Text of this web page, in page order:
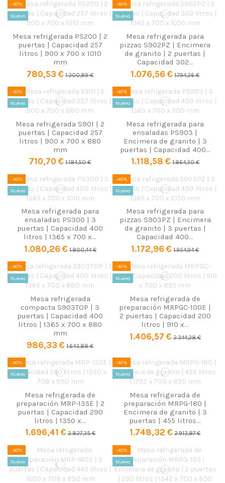
-40%
Nuevo
Mesa refrigerada PS200 | 2
puertas | Capacidad 257
litros | 900 x 700 x 1010
mm
780,53 € 1.300,89 €
-40%
Nuevo
Mesa refrigerada para
pizzas S902PZ | Encimera
de granito | 2 puertas |
Capacidad 302...
1.076,56 € 1.794,26 €
-40%
Nuevo
Mesa refrigerada S901 | 2
puertas | Capacidad 257
litros | 900 x 700 x 880
mm
710,70 € 1.184,50 €
-40%
Nuevo
Mesa refrigerada para
ensaladas PS903 |
Encimera de granito | 3
puertas | Capacidad 400...
1.118,58 € 1.864,30 €
-40%
Nuevo
Mesa refrigerada para
ensaladas PS300 | 3
puertas | Capacidad 400
litros | 1365 x 700 x...
1.080,26 € 1.800,44 €
-40%
Nuevo
Mesa refrigerada para
pizzas S903PZ | Encimera
de granito | 3 puertas |
Capacidad 400...
1.172,96 € 1.954,94 €
-40%
Nuevo
Mesa refrigerada
compacta S903TOP | 3
puertas | Capacidad 400
litros | 1365 x 700 x 880
mm
986,33 € 1.643,88 €
-40%
Nuevo
Mesa refrigerada de
preparación MRPGC-100E |
2 puertas | Capacidad 200
litros | 910 x...
1.406,57 € 2.344,28 €
-40%
Nuevo
Mesa refrigerada de
preparación MRP-135E | 2
puertas | Capacidad 290
litros | 1350 x...
1.696,41 € 2.827,35 €
-40%
Nuevo
Mesa refrigerada de
preparación MRPG-180 |
Encimera de granito | 3
puertas | 455 litros...
1.748,32 € 2.913,87 €
-40%
Nuevo
-40%
Nuevo